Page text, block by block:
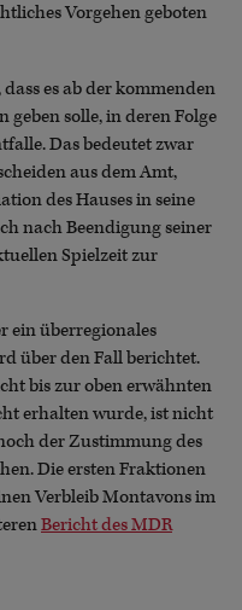
Vorgehen geboten
es ab der kommenden
solle, in deren Folge
Das bedeutet zwar
aus dem Amt,
des Hauses in seine
nach Beendigung seiner
Spielzeit zur
ein überregionales
über den Fall berichtet.
bis zur oben erwähnten
erhalten wurde, ist nicht
der Zustimmung des
Die ersten Fraktionen
Verbleib Montavons im
Bericht des MDR